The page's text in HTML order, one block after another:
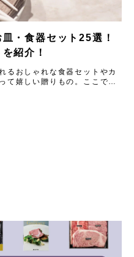
・食器セット25選！
紹介！
るおしゃれな食器セットやカ
て嬉しい贈りもの。ここで